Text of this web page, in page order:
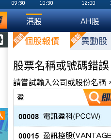
港股 AH股
股票名稱或號碼錯
請嘗試輸入公司或股份名稱